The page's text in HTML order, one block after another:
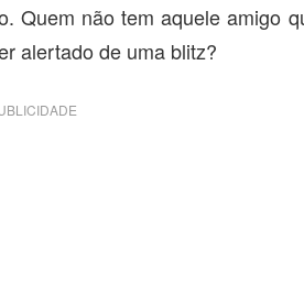
Quem não tem aquele amigo
alertado de uma blitz?